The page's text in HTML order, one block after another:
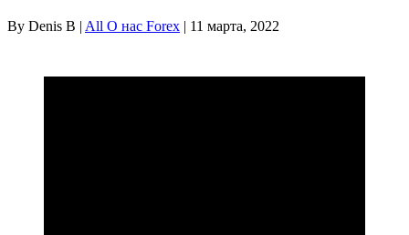
By Denis B | All О нас Forex | 11 марта, 2022